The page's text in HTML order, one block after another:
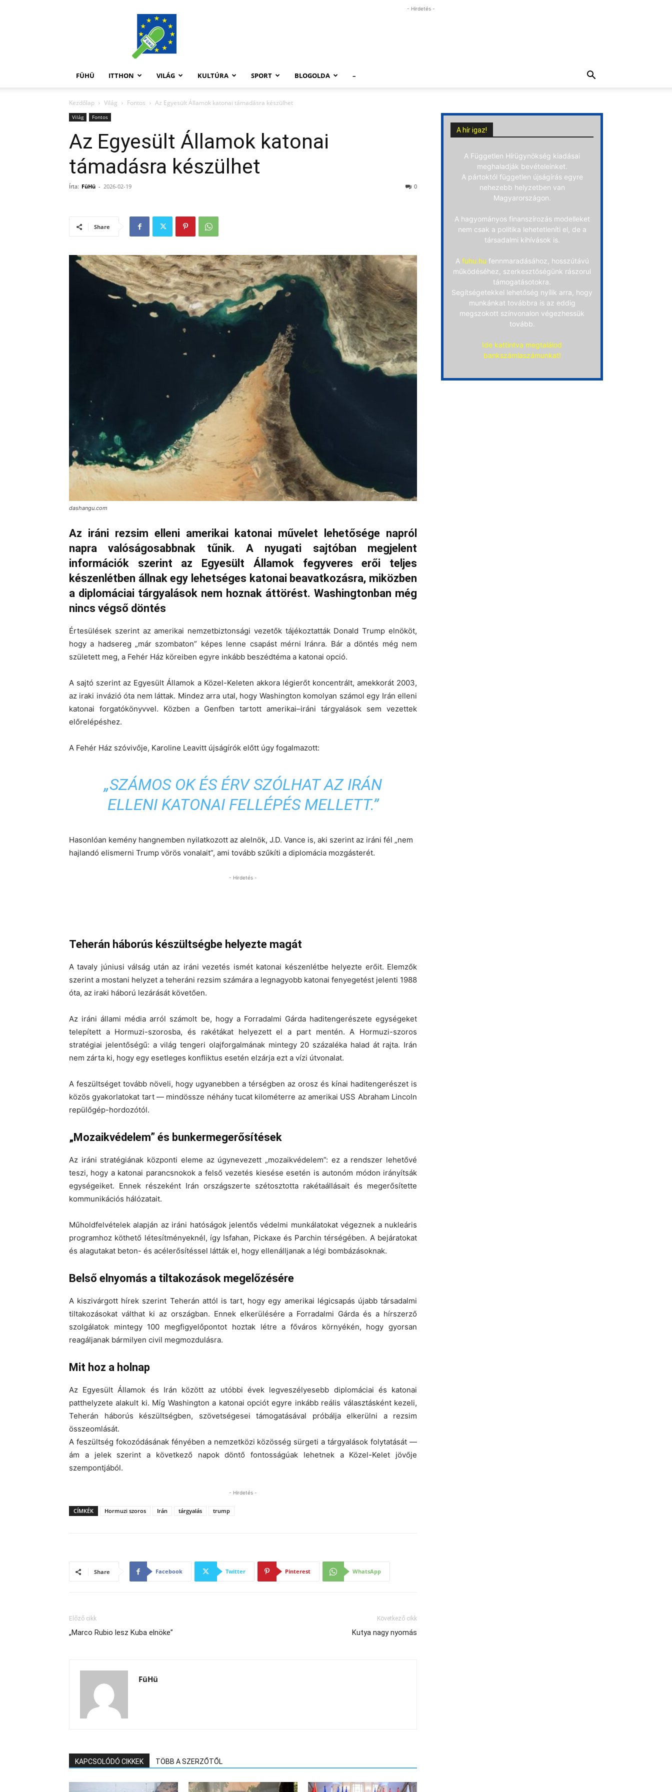
FüHü
- Hirdetés -
FÜHÜ ITTHON VILÁG KULTÚRA SPORT BLOGOLDA –
Kezdőlap Világ Fontos Az Egyesült Államok katonai támadásra készülhet
Világ Fontos
Az Egyesült Államok katonai
támadásra készülhet
Írta: FüHü - 2026-02-19 0
Share
dashangu.com
Az iráni rezsim elleni amerikai katonai művelet lehetősége napról
napra valóságosabbnak tűnik. A nyugati sajtóban megjelent
információk szerint az Egyesült Államok fegyveres erői teljes
készenlétben állnak egy lehetséges katonai beavatkozásra, miközben
a diplomáciai tárgyalások nem hoznak áttörést. Washingtonban még
nincs végső döntés
Értesülések szerint az amerikai nemzetbiztonsági vezetők tájékoztatták Donald Trump elnököt,
hogy a hadsereg „már szombaton” képes lenne csapást mérni Iránra. Bár a döntés még nem
született meg, a Fehér Ház köreiben egyre inkább beszédtéma a katonai opció.
A sajtó szerint az Egyesült Államok a Közel-Keleten akkora légierőt koncentrált, amekkorát 2003,
az iraki invázió óta nem láttak. Mindez arra utal, hogy Washington komolyan számol egy Irán elleni
katonai forgatókönyvvel. Közben a Genfben tartott amerikai–iráni tárgyalások sem vezettek
előrelépéshez.
A Fehér Ház szóvivője, Karoline Leavitt újságírók előtt úgy fogalmazott:
„SZÁMOS OK ÉS ÉRV SZÓLHAT AZ IRÁN
ELLENI KATONAI FELLÉPÉS MELLETT.”
Hasonlóan kemény hangnemben nyilatkozott az alelnök, J.D. Vance is, aki szerint az iráni fél „nem
hajlandó elismerni Trump vörös vonalait”, ami tovább szűkíti a diplomácia mozgásterét.
- Hirdetés -
Teherán háborús készültségbe helyezte magát
Atavaly júniusi válság után az iráni vezetés ismét katonai készenlétbe helyezte erőit. Elemzők
szerint a mostani helyzet a teheráni rezsim számára a legnagyobb katonai fenyegetést jelenti 1988
óta, az iraki háború lezárását követően.
Az iráni állami média arról számolt be, hogy a Forradalmi Gárda haditengerészete egységeket
telepített a Hormuzi-szorosba, és rakétákat helyezett el a part mentén. A Hormuzi-szoros
stratégiai jelentőségű: a világ tengeri olajforgalmának mintegy 20 százaléka halad át rajta. Irán
nem zárta ki, hogy egy esetleges konfliktus esetén elzárja ezt a vízi útvonalat.
A feszültséget tovább növeli, hogy ugyanebben a térségben az orosz és kínai haditengerészet is
közös gyakorlatokat tart — mindössze néhány tucat kilométerre az amerikai USS Abraham Lincoln
repülőgép-hordozótól.
„Mozaikvédelem” és bunkermegerősítések
Az iráni stratégiának központi eleme az úgynevezett „mozaikvédelem”: ez a rendszer lehetővé
teszi, hogy a katonai parancsnokok a felső vezetés kiesése esetén is autonóm módon irányítsák
egységeiket. Ennek részeként Irán országszerte szétosztotta rakétaállásait és megerősítette
kommunikációs hálózatait.
Műholdfelvételek alapján az iráni hatóságok jelentősvédelmi munkálatokatvégeznek a nukleáris
programhoz köthető létesítményeknél, így Isfahan, Pickaxe és Parchin térségében. A bejáratokat
és alagutakat beton- és acélerősítéssel látták el, hogy ellenálljanak a légi bombázásoknak.
Belső elnyomás a tiltakozások megelőzésére
A kiszivárgott hírek szerint Teherán attól is tart, hogy egy amerikai légicsapás újabb társadalmi
tiltakozásokat válthat ki az országban. Ennek elkerülésére a Forradalmi Gárda és a hírszerző
szolgálatok mintegy 100 megfigyelőpontot hoztak létre a főváros környékén, hogy gyorsan
reagáljanak bármilyen civil megmozdulásra.
Mit hoz a holnap
Az Egyesült Államok és Irán között az utóbbi évek legveszélyesebb diplomáciai és katonai
patthelyzete alakult ki. Míg Washington a katonai opciót egyre inkább reális választásként kezeli,
Teherán háborús készültségben, szövetségesei támogatásával próbálja elkerülni a rezsim
összeomlását.
A feszültség fokozódásának fényében a nemzetközi közösség sürgeti a tárgyalások folytatását —
ám a jelek szerint a következő napok döntő fontosságúak lehetnek a Közel-Kelet jövője
szempontjából.
- Hirdetés -
CÍMKÉK Hormuzi szoros Irán tárgyalás trump
Share Facebook Twitter Pinterest WhatsApp
Előző cikk
„Marco Rubio lesz Kuba elnöke”
Következő cikk
Kutya nagy nyomás
FüHü
KAPCSOLÓDÓ CIKKEK TÖBB A SZERZŐTŐL
A hír igaz!
A Független Hírügynökség kiadásai
meghaladják bevételeinket.
A pártoktól független újságírás egyre
nehezebb helyzetben van
Magyarországon.
A hagyományos finanszírozás modelleket
nem csak a politika lehetetleníti el, de a
társadalmi kihívások is.
A fuhu.hu fennmaradásához, hosszútávú
működéséhez, szerkesztőségünk rászorul
támogatásotokra.
Segítségetekkel lehetőség nyílik arra, hogy
munkánkat továbbra is az eddig
megszokott színvonalon végezhessük
tovább.
Ide kattintva megtalálod
bankszámlaszámunkat!